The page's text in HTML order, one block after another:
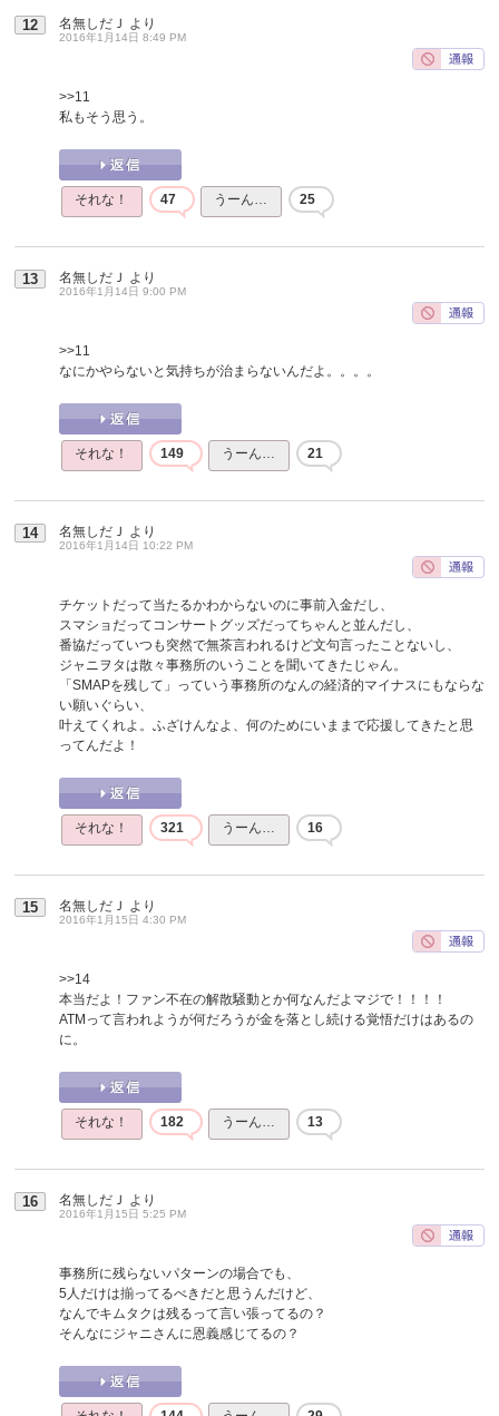
12 名無しだＪ より
2016年1月14日 8:49 PM
>>11
私もそう思う。
それな！ 47 うーん… 25
13 名無しだＪ より
2016年1月14日 9:00 PM
>>11
なにかやらないと気持ちが治まらないんだよ。。。。
それな！ 149 うーん… 21
14 名無しだＪ より
2016年1月14日 10:22 PM
チケットだって当たるかわからないのに事前入金だし、
スマショだってコンサートグッズだってちゃんと並んだし、
番協だっていつも突然で無茶言われるけど文句言ったことないし、
ジャニヲタは散々事務所のいうことを聞いてきたじゃん。
「SMAPを残して」っていう事務所のなんの経済的マイナスにもならな
い願いぐらい、
叶えてくれよ。ふざけんなよ、何のためにいままで応援してきたと思
ってんだよ！
それな！ 321 うーん… 16
15 名無しだＪ より
2016年1月15日 4:30 PM
>>14
本当だよ！ファン不在の解散騒動とか何なんだよマジで！！！！
ATMって言われようが何だろうが金を落とし続ける覚悟だけはあるの
に。
それな！ 182 うーん… 13
16 名無しだＪ より
2016年1月15日 5:25 PM
事務所に残らないパターンの場合でも、
5人だけは揃ってるべきだと思うんだけど、
なんでキムタクは残るって言い張ってるの？
そんなにジャニさんに恩義感じてるの？